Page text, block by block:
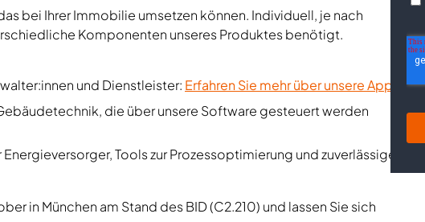
bei Ihrer Immobilie umsetzen können. Individuell, je nach
Komponenten unseres Produktes benötigt.
und Dienstleister: Erfahren Sie mehr über unsere App
die über unsere Software gesteuert werden
Tools zur Prozessoptimierung und zuverlässige
in München am Stand des BID (C2.210) und lassen Sie sich